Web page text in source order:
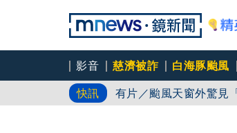
影音 慈濟被詐 白海豚颱風
快訊
有片／颱風天窗外驚
女公關欠50萬 3惡煞